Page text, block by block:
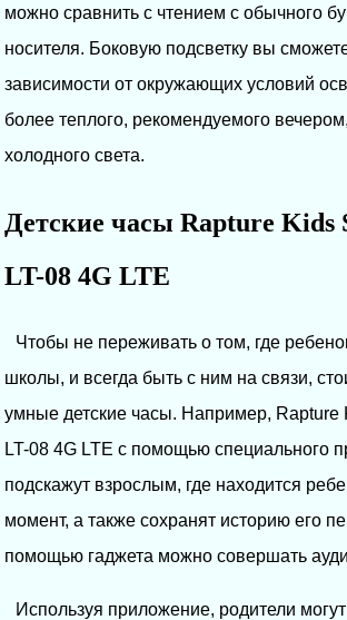
можно сравнить с чтением с обычного
носителя. Боковую подсветку вы
зависимости от окружающих условий
более теплого, рекомендуемого
холодного света.
Детские часы Rapture Kids
LT-08 4G LTE
Чтобы не переживать о том, где
школы, и всегда быть с ним на связи,
умные детские часы. Например, Rapture
LT-08 4G LTE с помощью специального
подскажут взрослым, где находится
момент, а также сохранят историю его
помощью гаджета можно совершать
Используя приложение, родители